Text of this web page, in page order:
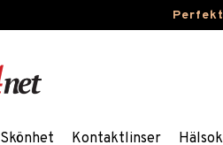
Skönhet Kontaktlinser